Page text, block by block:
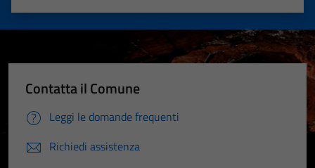
Valuta 5 stelle su 5
Valuta 4 stelle su 5
Valuta 3 stelle su 5
Valuta 2 stelle su 5
Valuta 1 stelle su 5
Contatta il Comune
Leggi le domande frequenti
Richiedi assistenza